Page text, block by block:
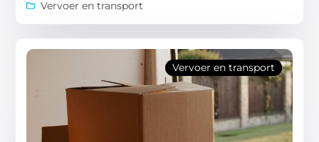
Vervoer en transport
Vervoer en transport